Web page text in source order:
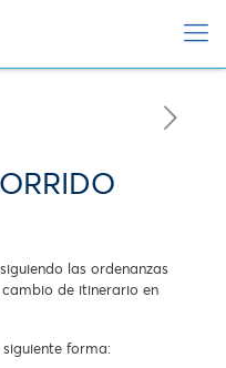
las ordenanzas
de itinerario en
forma: